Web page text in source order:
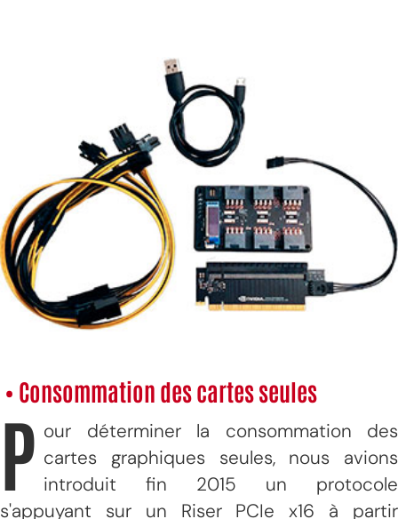
• Consommation des cartes seules
P our déterminer la consommation des
cartes graphiques seules, nous avions
introduit fin 2015 un protocole
s'appuyant sur un Riser PCIe x16 à partir